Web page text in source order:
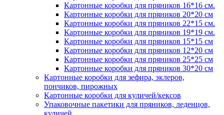
Картонные коробки для пряников 16*16 см.
Картонные коробки для пряников 20*20 см
Картонные коробки для пряников 22*15 см.
Картонные коробки для пряников 19*19 см.
Картонные коробки для пряников 15*15 см
Картонные коробки для пряников 12*20 см
Картонные коробки для пряников 25*25 см
Картонные коробки для пряников 30*20 см
Картонные коробки для зефира, эклеров,
пончиков, пирожных
Картонные коробки для куличей/кексов
Упаковочные пакетики для пряников, леденцов,
куличей